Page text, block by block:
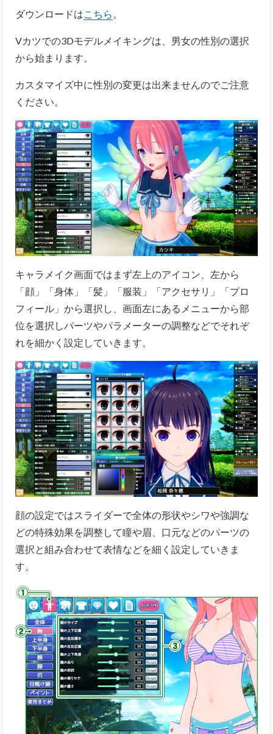
ダウンロードはこちら 。
Vカツでの3Dモデルメイキングは、男女の性別の選択
から始まります。
カスタマイズ中に性別の変更は出来ませんのでご注意
ください。
キャラメイク画面ではまず左上のアイコン、 左から
「顔」「身体」「髪」「服装」「アクセサリ」「プロ
フィール」から選択し、画面左にあるメニューから部
位を選択しパーツやパラメーターの調整などでそれぞ
れを細かく設定していきます。
顔の設定ではスライダーで全体の形状やシワや強調な
どの特殊効果を調整して瞳や眉、口元などのパーツの
選択と組み合わせて表情などを細く設定していきま
す。